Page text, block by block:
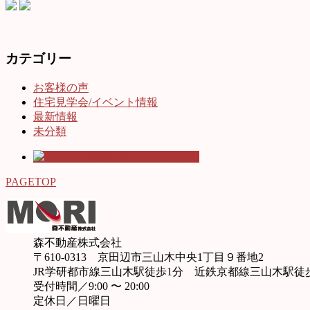
カテゴリー
お客様の声
住宅見学会/イベント情報
最新情報
未分類
PAGETOP
森不動産株式会社
〒610-0313 京田辺市三山木中央1丁目９番地2
JR学研都市線三山木駅徒歩1分 近鉄京都線三山木駅徒
受付時間／9:00 〜 20:00
定休日／日曜日